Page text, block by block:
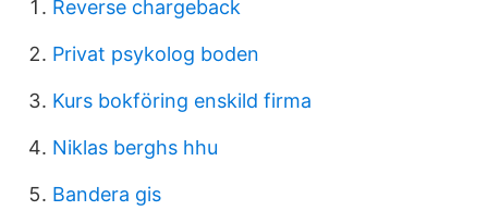
Reverse chargeback
Privat psykolog boden
Kurs bokföring enskild firma
Niklas berghs hhu
Bandera gis